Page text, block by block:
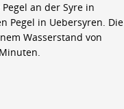
an der Syre in
Pegel in Uebersyren. Die
Wasserstand von